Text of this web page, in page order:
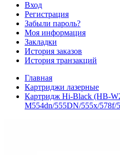
Вход
Регистрация
Забыли пароль?
Моя информация
Закладки
История заказов
История транзакций
Главная
Картриджи лазерные
Картридж Hi-Black (HB-
M554dn/555DN/555x/578f/